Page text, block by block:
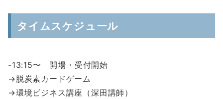
タイムスケジュール
-13:15〜 開場・受付開始
→脱炭素カードゲーム
→環境ビジネス講座（深田講師）